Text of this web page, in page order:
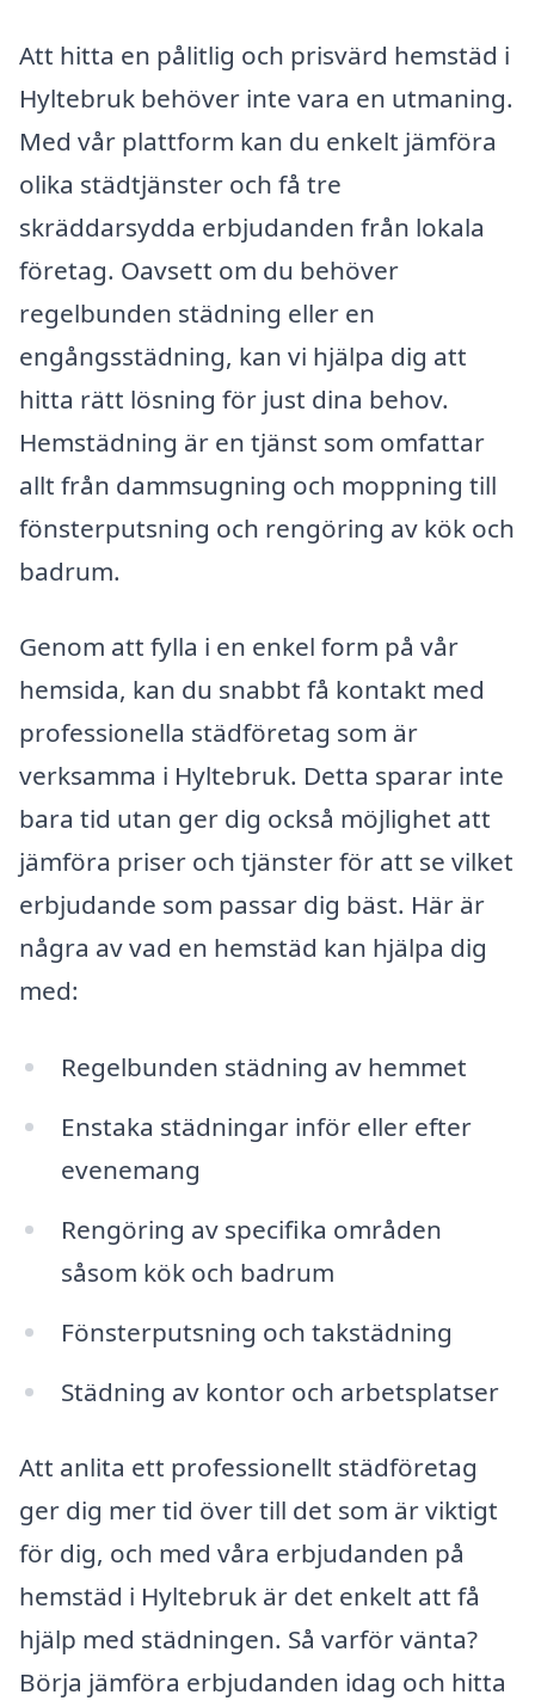
Att hitta en pålitlig och prisvärd hemstäd i
Hyltebruk behöver inte vara en utmaning.
Med vår plattform kan du enkelt jämföra
olika städtjänster och få tre
skräddarsydda erbjudanden från lokala
företag. Oavsett om du behöver
regelbunden städning eller en
engångsstädning, kan vi hjälpa dig att
hitta rätt lösning för just dina behov.
Hemstädning är en tjänst som omfattar
allt från dammsugning och moppning till
fönsterputsning och rengöring av kök och
badrum.
Genom att fylla i en enkel form på vår
hemsida, kan du snabbt få kontakt med
professionella städföretag som är
verksamma i Hyltebruk. Detta sparar inte
bara tid utan ger dig också möjlighet att
jämföra priser och tjänster för att se vilket
erbjudande som passar dig bäst. Här är
några av vad en hemstäd kan hjälpa dig
med:
Regelbunden städning av hemmet
Enstaka städningar inför eller efter
evenemang
Rengöring av specifika områden
såsom kök och badrum
Fönsterputsning och takstädning
Städning av kontor och arbetsplatser
Att anlita ett professionellt städföretag
ger dig mer tid över till det som är viktigt
för dig, och med våra erbjudanden på
hemstäd i Hyltebruk är det enkelt att få
hjälp med städningen. Så varför vänta?
Börja jämföra erbjudanden idag och hitta